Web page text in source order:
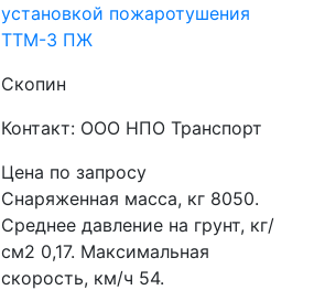
установкой пожаротушения
ТТМ-3 ПЖ
Скопин
Контакт: ООО НПО Транспорт
Цена по запросу
Снаряженная масса, кг 8050.
Среднее давление на грунт, кг/
см2 0,17. Максимальная
скорость, км/ч 54.